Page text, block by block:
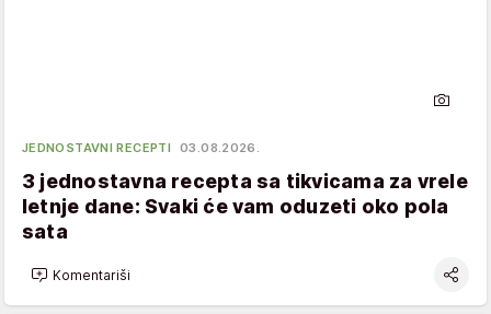
JEDNOSTAVNI RECEPTI 03.08.2026.
3 jednostavna recepta sa tikvicama za vrele
letnje dane: Svaki će vam oduzeti oko pola
sata
Komentariši